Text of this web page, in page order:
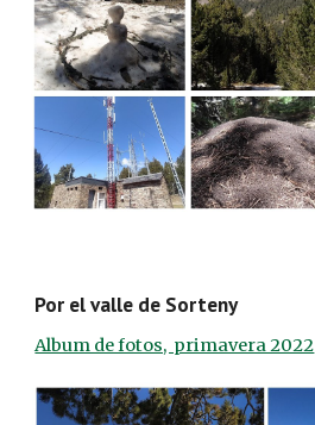
Por el valle de Sorteny
Album de fotos,  primavera 2022